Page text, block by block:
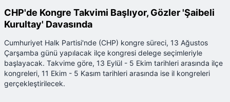
CHP'de Kongre Takvimi Başlıyor, Gözler 'Şaibeli
Kurultay' Davasında
Cumhuriyet Halk Partisi'nde (CHP) kongre süreci, 13 Ağustos
Çarşamba günü yapılacak ilçe kongresi delege seçimleriyle
başlayacak. Takvime göre, 13 Eylül - 5 Ekim tarihleri arasında ilçe
kongreleri, 11 Ekim - 5 Kasım tarihleri arasında ise il kongreleri
gerçekleştirilecek.